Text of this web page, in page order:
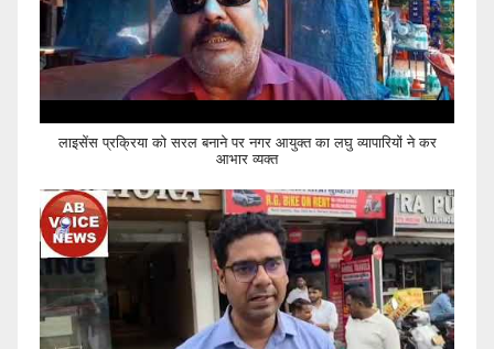
लाइसेंस प्रक्रिया को सरल बनाने पर नगर आयुक्त का लघु व्यापारियों ने कर
आभार व्यक्त